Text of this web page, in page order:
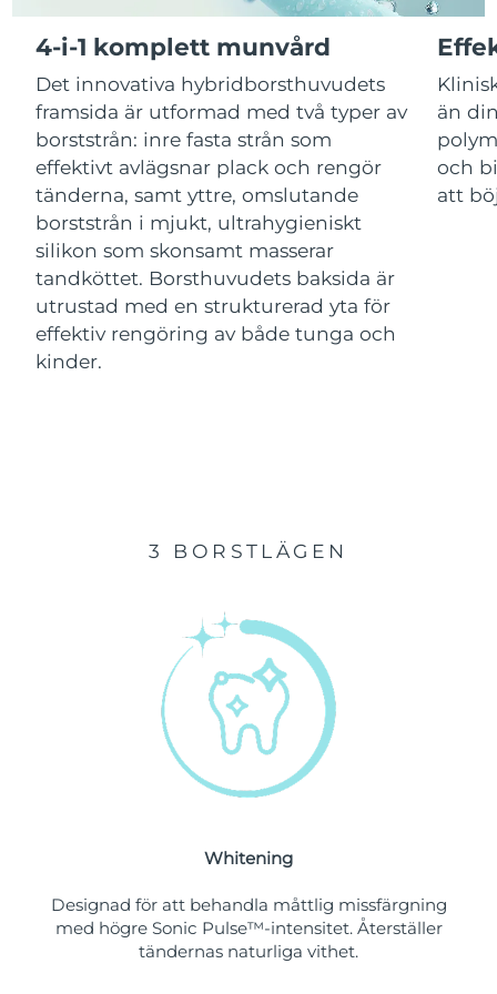
4-i-1 komplett munvård
Det innovativa hybridborsthuvudets
framsida är utformad med två typer av
borststrån: inre fasta strån som
effektivt avlägsnar plack och rengör
tänderna, samt yttre, omslutande
borststrån i mjukt, ultrahygieniskt
silikon som skonsamt masserar
tandköttet. Borsthuvudets baksida är
utrustad med en strukturerad yta för
effektiv rengöring av både tunga och
kinder.
än
och
att
3 BORSTLÄGEN
Whitening
Designad för att behandla måttlig missfärgning
med högre Sonic Pulse™-intensitet. Återställer
tändernas naturliga vithet.
Macao SAR Förväntad leverans 14/08/2026
Malaysia Förväntad leverans 15/08/2026
Malta 12/08/2026
Mexiko Förväntad leverans 16/08/2026
Monaco Förväntad leverans
Nederländerna Förväntad leverans12/08/2026
Nya Zeeland
Förväntad leverans
Förväntad leverans
Förväntad leverans
Förväntad leverans
20/08/2026
Saudiarabien Förväntad leverans